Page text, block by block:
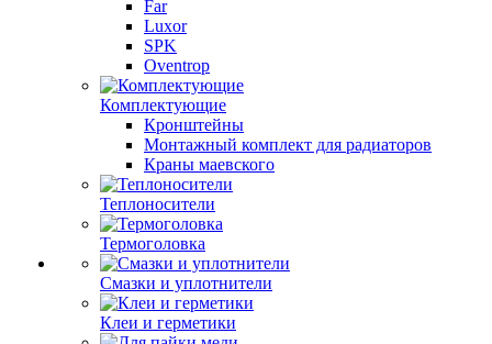
Far
Luxor
SPK
Oventrop
Комплектующие
Кронштейны
Монтажный комплект для радиаторов
Краны маевского
Теплоносители
Термоголовка
Смазки и уплотнители
Клеи и герметики